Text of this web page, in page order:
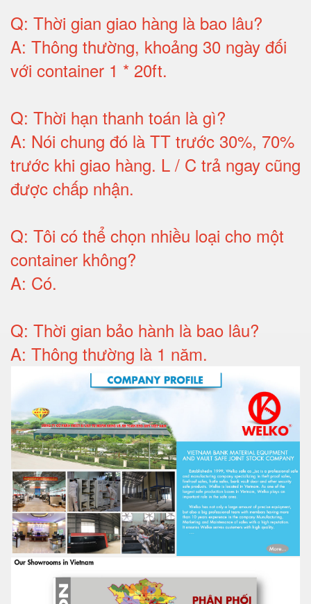
Q: Thời gian giao hàng là bao lâu?
A: Thông thường, khoảng 30 ngày đối
với container 1 * 20ft.
Q: Thời hạn thanh toán là gì?
A: Nói chung đó là TT trước 30%, 70%
trước khi giao hàng. L / C trả ngay cũng
được chấp nhận.
Q: Tôi có thể chọn nhiều loại cho một
container không?
A: Có.
Q: Thời gian bảo hành là bao lâu?
A: Thông thường là 1 năm.